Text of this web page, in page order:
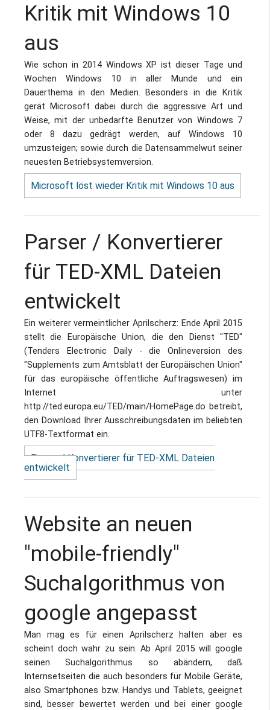
Kritik mit Windows 10
aus
Wie schon in 2014 Windows XP ist dieser Tage und
Wochen Windows 10 in aller Munde und ein
Dauerthema in den Medien. Besonders in die Kritik
gerät Microsoft dabei durch die aggressive Art und
Weise, mit der unbedarfte Benutzer von Windows 7
oder 8 dazu gedrägt werden, auf Windows 10
umzusteigen; sowie durch die Datensammelwut seiner
neuesten Betriebsystemversion.
Microsoft löst wieder Kritik mit Windows 10 aus
Parser / Konvertierer
für TED-XML Dateien
entwickelt
Ein weiterer vermeintlicher Aprilscherz: Ende April 2015
stellt die Europäische Union, die den Dienst "TED"
(Tenders Electronic Daily - die Onlineversion des
"Supplements zum Amtsblatt der Europäischen Union"
für das europäische öffentliche Auftragswesen) im
Internet unter
http://ted.europa.eu/TED/main/HomePage.do betreibt,
den Download Ihrer Ausschreibungsdaten im beliebten
UTF8-Textformat ein.
Parser / Konvertierer für TED-XML Dateien
entwickelt
Website an neuen
"mobile-friendly"
Suchalgorithmus von
google angepasst
Man mag es für einen Aprilscherz halten aber es
scheint doch wahr zu sein. Ab April 2015 will google
seinen Suchalgorithmus so abändern, daß
Internsetseiten die auch besonders für Mobile Geräte,
also Smartphones bzw. Handys und Tablets, geeignet
sind, besser bewertet werden und bei einer google